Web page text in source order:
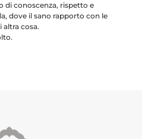
conoscenza, rispetto e
dove il sano rapporto con le
altra cosa.